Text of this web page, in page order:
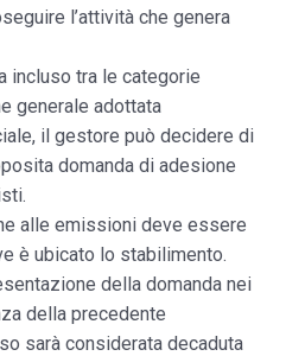
l’attività che genera
incluso tra le categorie
generale adottata
il gestore può decidere di
domanda di adesione
alle emissioni deve essere
è ubicato lo stabilimento.
della domanda nei
della precedente
sarà considerata decaduta